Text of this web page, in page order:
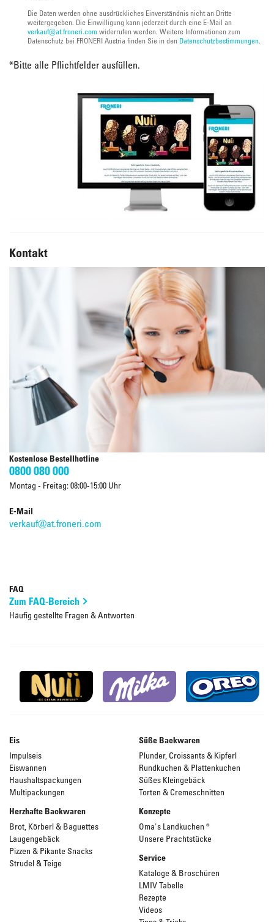
Die Daten werden ohne ausdrückliches Einverständnis nicht an Dritte
weitergegeben. Die Einwilligung kann jederzeit durch eine E-Mail an
verkauf@at.froneri.com widerrufen werden. Weitere Informationen zum
Datenschutz bei FRONERI Austria finden Sie in den Datenschutzbestimmungen.
*Bitte alle Pflichtfelder ausfüllen.
Kontakt
Kostenlose Bestellhotline
0800 080 000
Montag - Freitag: 08:00-15:00 Uhr
E-Mail
verkauf@at.froneri.com
FAQ
Zum FAQ-Bereich
Häufig gestellte Fragen & Antworten
Eis
Impulseis
Eiswannen
Haushaltspackungen
Multipackungen
Süße Backwaren
Plunder, Croissants & Kipferl
Rundkuchen & Plattenkuchen
Süßes Kleingebäck
Torten & Cremeschnitten
Herzhafte Backwaren
Brot, Körberl & Baguettes
Laugengebäck
Pizzen & Pikante Snacks
Strudel & Teige
Konzepte
Oma's Landkuchen ®
Unsere Prachtstücke
Service
Kataloge & Broschüren
LMIV Tabelle
Rezepte
Videos